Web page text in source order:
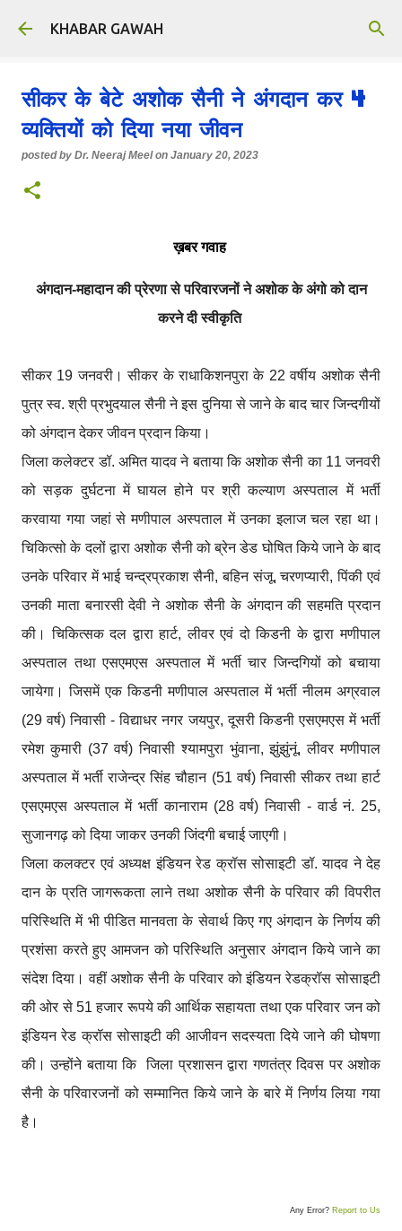
Skip to main content
KHABAR GAWAH
सीकर के बेटे अशोक सैनी ने अंगदान कर 4
व्यक्तियों को दिया नया जीवन
posted by Dr. Neeraj Meel on January 20, 2023
ख़बर गवाह
अंगदान-महादान की प्रेरणा से परिवारजनों ने अशोक के अंगो को दान
करने दी स्वीकृति
सीकर 19 जनवरी। सीकर के राधाकिशनपुरा के 22 वर्षीय अशोक सैनी
पुत्र स्व. श्री प्रभुदयाल सैनी ने इस दुनिया से जाने के बाद चार जिन्दगीयों
को अंगदान देकर जीवन प्रदान किया।
जिला कलेक्टर डॉ. अमित यादव ने बताया कि अशोक सैनी का 11 जनवरी
को सड़क दुर्घटना में घायल होने पर श्री कल्याण अस्पताल में भर्ती
करवाया गया जहां से मणीपाल अस्पताल में उनका इलाज चल रहा था।
चिकित्सो के दलों द्वारा अशोक सैनी को ब्रेन डेड घोषित किये जाने के बाद
उनके परिवार में भाई चन्द्रप्रकाश सैनी, बहिन संजू, चरणप्यारी, पिंकी एवं
उनकी माता बनारसी देवी ने अशोक सैनी के अंगदान की सहमति प्रदान
की। चिकित्सक दल द्वारा हार्ट, लीवर एवं दो किडनी के द्वारा मणीपाल
अस्पताल तथा एसएमएस अस्पताल में भर्ती चार जिन्दगियों को बचाया
जायेगा। जिसमें एक किडनी मणीपाल अस्पताल में भर्ती नीलम अग्रवाल
(29 वर्ष) निवासी - विद्याधर नगर जयपुर, दूसरी किडनी एसएमएस में भर्ती
रमेश कुमारी (37 वर्ष) निवासी श्यामपुरा भुंवाना, झुंझुंनूं, लीवर मणीपाल
अस्पताल में भर्ती राजेन्द्र सिंह चौहान (51 वर्ष) निवासी सीकर तथा हार्ट
एसएमएस अस्पताल में भर्ती कानाराम (28 वर्ष) निवासी - वार्ड नं. 25,
सुजानगढ़ को दिया जाकर उनकी जिंदगी बचाई जाएगी।
जिला कलक्टर एवं अध्यक्ष इंडियन रेड क्रॉस सोसाइटी डॉ. यादव ने देह
दान के प्रति जागरूकता लाने तथा अशोक सैनी के परिवार की विपरीत
परिस्थिति में भी पीडित मानवता के सेवार्थ किए गए अंगदान के निर्णय की
प्रशंसा करते हुए आमजन को परिस्थिति अनुसार अंगदान किये जाने का
संदेश दिया। वहीं अशोक सैनी के परिवार को इंडियन रेडक्रॉस सोसाइटी
की ओर से 51 हजार रूपये की आर्थिक सहायता तथा एक परिवार जन को
इंडियन रेड क्रॉस सोसाइटी की आजीवन सदस्यता दिये जाने की घोषणा
की। उन्होंने बताया कि जिला प्रशासन द्वारा गणतंत्र दिवस पर अशोक
सैनी के परिवारजनों को सम्मानित किये जाने के बारे में निर्णय लिया गया
है।
Any Error? Report to Us